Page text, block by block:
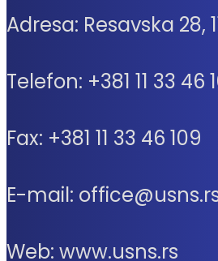
Adresa: Resavska 28,
Telefon: +381 11 33 46
Fax: +381 11 33 46 109
E-mail:
Web: www.usns.rs